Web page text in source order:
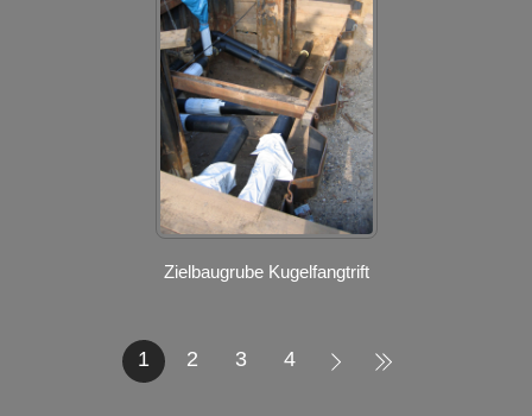
Zielbaugrube Kugelfangtrift
1 2 3 4